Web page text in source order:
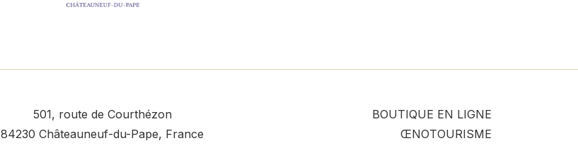
501, route de Courthézon
84230 Châteauneuf-du-Pape, France
BOUTIQUE EN LIGNE
ŒNOTOURISME